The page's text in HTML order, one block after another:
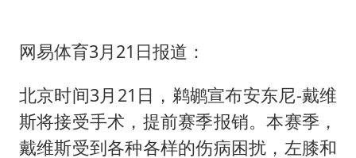
FIFA官方支持因凡蒂诺
41岁女子为鼓励女儿考上985研究生
网易体育3月21日报道：
北京时间3月21日，鹈鹕宣布安东尼-戴维
斯将接受手术，提前赛季报销。本赛季，
戴维斯受到各种各样的伤病困扰，左膝和